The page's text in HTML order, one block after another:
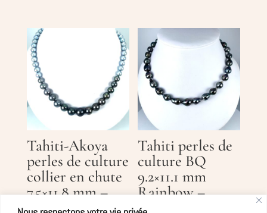
Tahiti-Akoya
perles de culture
collier en chute
7.5×11.8 mm –
Ag925
Tahiti perles de
culture BQ
9.2×11.1 mm
Rainbow –
Ag925